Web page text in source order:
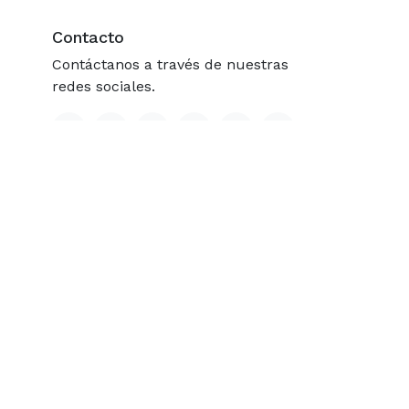
Contacto
Contáctanos a través de nuestras
redes sociales.